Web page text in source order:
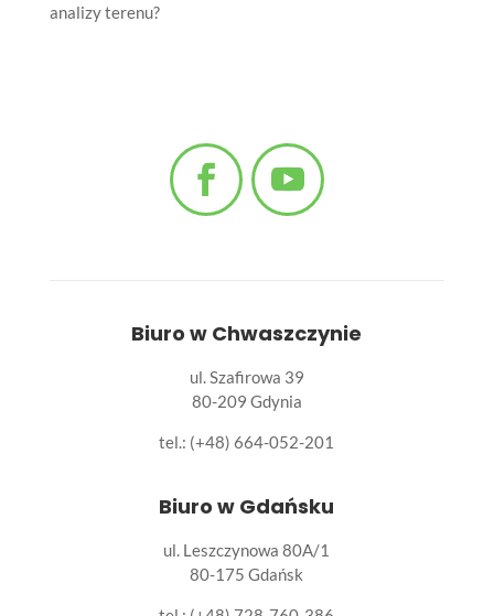
analizy terenu?
Biuro w Chwaszczynie
ul. Szafirowa 39
80-209 Gdynia
tel.: (+48) 664-052-201
Biuro w Gdańsku
ul. Leszczynowa 80A/1
80-175 Gdańsk